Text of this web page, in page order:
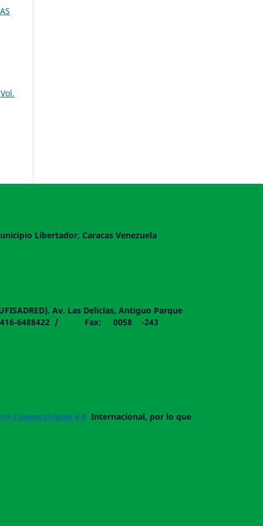
Libertador, Caracas Venezuela
Av. Las Delicias, Antiguo Parque
- 0416-6488422 / Fax: 0058 -243
CompartirIgual 4.0 Internacional, por lo que